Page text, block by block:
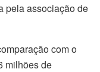
pela associação de
com o
milhões de